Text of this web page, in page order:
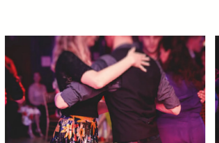
30.07.2026, 20:50Uhr